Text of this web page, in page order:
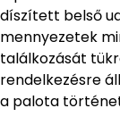
díszített belső
mennyezetek
találkozását
rendelkezésre
a palota